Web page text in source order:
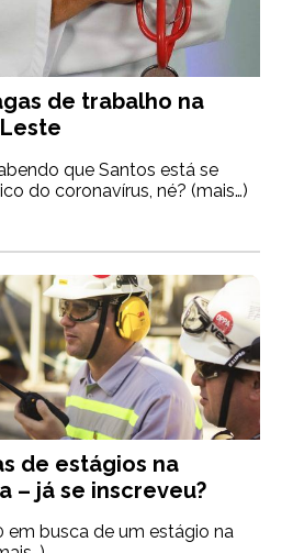
de trabalho na
que Santos está se
do coronavírus, né? (mais…)
de estágios na
– já se inscreveu?
busca de um estágio na